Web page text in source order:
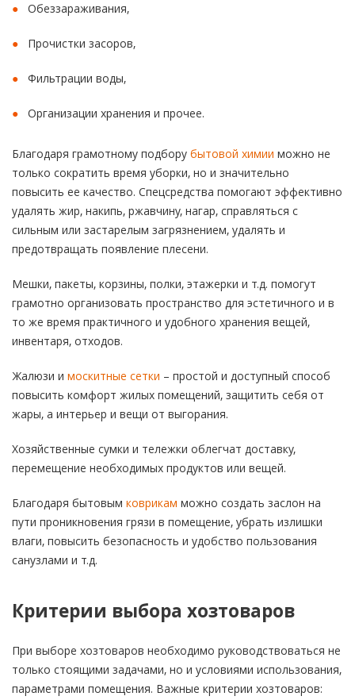
Обеззараживания,
Прочистки засоров,
Фильтрации воды,
Организации хранения и прочее.
Благодаря грамотному подбору бытовой химии можно не
только сократить время уборки, но и значительно
повысить ее качество. Спецсредства помогают эффективно
удалять жир, накипь, ржавчину, нагар, справляться с
сильным или застарелым загрязнением, удалять и
предотвращать появление плесени.
Мешки, пакеты, корзины, полки, этажерки и т.д. помогут
грамотно организовать пространство для эстетичного и в
то же время практичного и удобного хранения вещей,
инвентаря, отходов.
Жалюзи и москитные сетки – простой и доступный способ
повысить комфорт жилых помещений, защитить себя от
жары, а интерьер и вещи от выгорания.
Хозяйственные сумки и тележки облегчат доставку,
перемещение необходимых продуктов или вещей.
Благодаря бытовым коврикам можно создать заслон на
пути проникновения грязи в помещение, убрать излишки
влаги, повысить безопасность и удобство пользования
санузлами и т.д.
Критерии выбора хозтоваров
При выборе хозтоваров необходимо руководствоваться не
только стоящими задачами, но и условиями использования,
параметрами помещения. Важные критерии хозтоваров: